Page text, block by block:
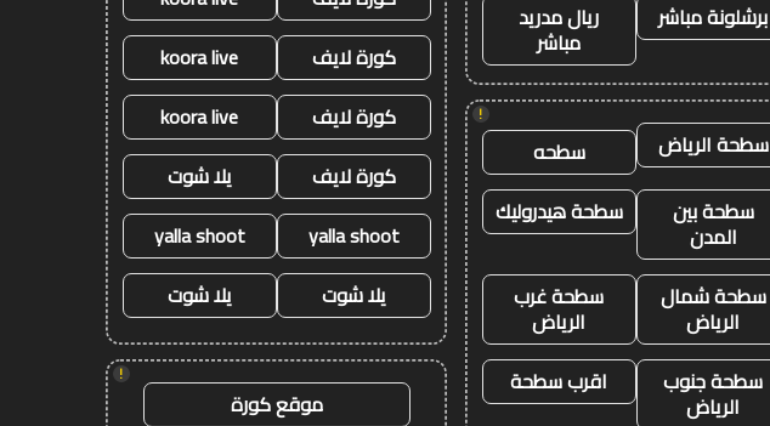
برشلونة مباشر
ريال مدريد
مباشر
!
سطحة الرياض
سطحه
سطحة بين
المدن
سطحة هيدروليك
سطحة شمال
الرياض
سطحة غرب
الرياض
سطحة جنوب
الرياض
اقرب سطحة
كورة لايف
koora live
كورة لايف
koora live
كورة لايف
يلا شوت
yalla shoot
yalla shoot
يلا شوت
يلا شوت
!
موقع كورة